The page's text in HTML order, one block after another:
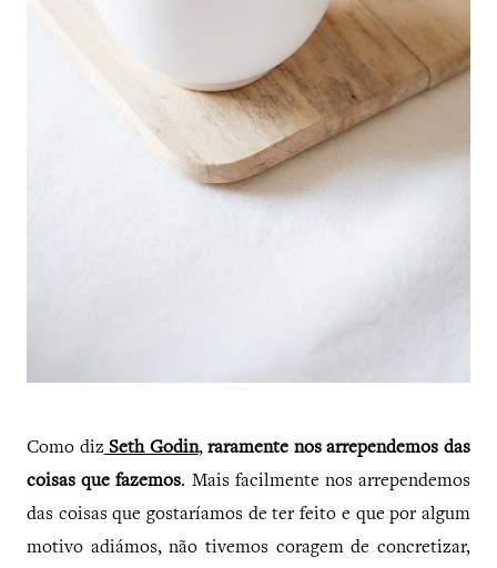
Como dizSeth Godin,raramente nos arrependemos das
coisas que fazemos. Mais facilmente nos arrependemos
das coisas que gostaríamos de ter feito e que por algum
motivo adiámos, não tivemos coragem de concretizar,